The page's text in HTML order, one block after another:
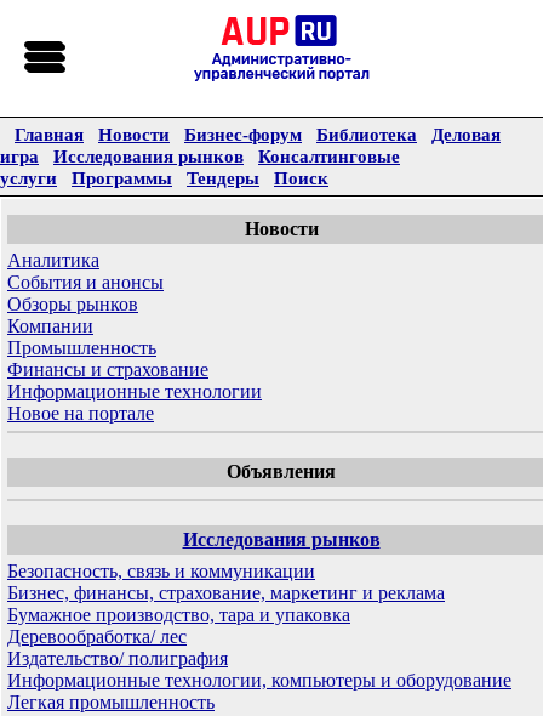
Главная Новости Бизнес-форум Библиотека
Деловая
игра
Исследования рынков
Консалтинговые
услуги
Программы Тендеры Поиск
Новости
Аналитика
События и анонсы
Обзоры рынков
Компании
Промышленность
Финансы и страхование
Информационные технологии
Новое на портале
Объявления
Исследования рынков
Безопасность, связь и коммуникации
Бизнес, финансы, страхование, маркетинг и реклама
Бумажное производство, тара и упаковка
Деревообработка/ лес
Издательство/ полиграфия
Информационные технологии, компьютеры и оборудование
Легкая промышленность